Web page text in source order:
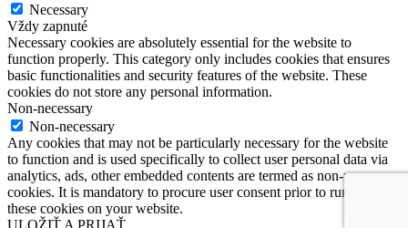
Necessary
Vždy zapnuté
Necessary cookies are absolutely essential for the website to
function properly. This category only includes cookies that ensures
basic functionalities and security features of the website. These
cookies do not store any personal information.
Non-necessary
Non-necessary
Any cookies that may not be particularly necessary for the website
to function and is used specifically to collect user personal data via
analytics, ads, other embedded contents are termed as non-necessary
cookies. It is mandatory to procure user consent prior to running
these cookies on your website.
ULOŽIŤ A PRIJAŤ